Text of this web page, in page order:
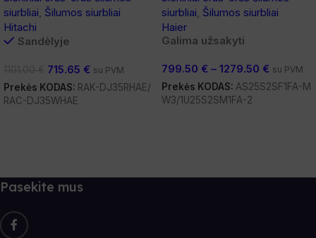
siurbliai, Šilumos siurbliai
Hitachi
Sandėlyje
715.65 € su PVM
Prekės KODAS: RAK-DJ35RHAE/
RAC-DJ35WHAE
siurbliai, Šilumos siurbliai
Haier
Galima užsakyti
799.50 € – 1279.50 € su PVM
Prekės KODAS: AS25S2SF1FA-M
W3/1U25S2SM1FA-2
Pasekite mus